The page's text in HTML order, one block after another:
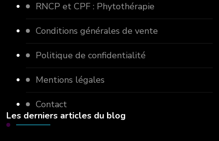
RNCP et CPF : Phytothérapie
Conditions générales de vente
Politique de confidentialité
Mentions légales
Contact
Les derniers articles du blog